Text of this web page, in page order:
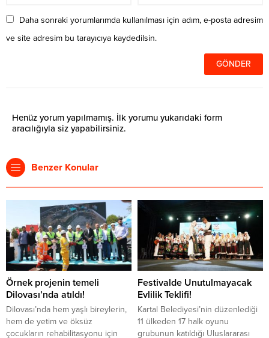
Daha sonraki yorumlarımda kullanılması için adım, e-posta adresim
ve site adresim bu tarayıcıya kaydedilsin.
Henüz yorum yapılmamış. İlk yorumu yukarıdaki form
aracılığıyla siz yapabilirsiniz.
Benzer Konular
Örnek projenin temeli
Dilovası’nda atıldı!
Dilovası’nda hem yaşlı bireylerin,
hem de yetim ve öksüz
çocukların rehabilitasyonu için
Festivalde Unutulmayacak
Evlilik Teklifi!
Kartal Belediyesi’nin düzenlediği
11 ülkeden 17 halk oyunu
grubunun katıldığı Uluslararası